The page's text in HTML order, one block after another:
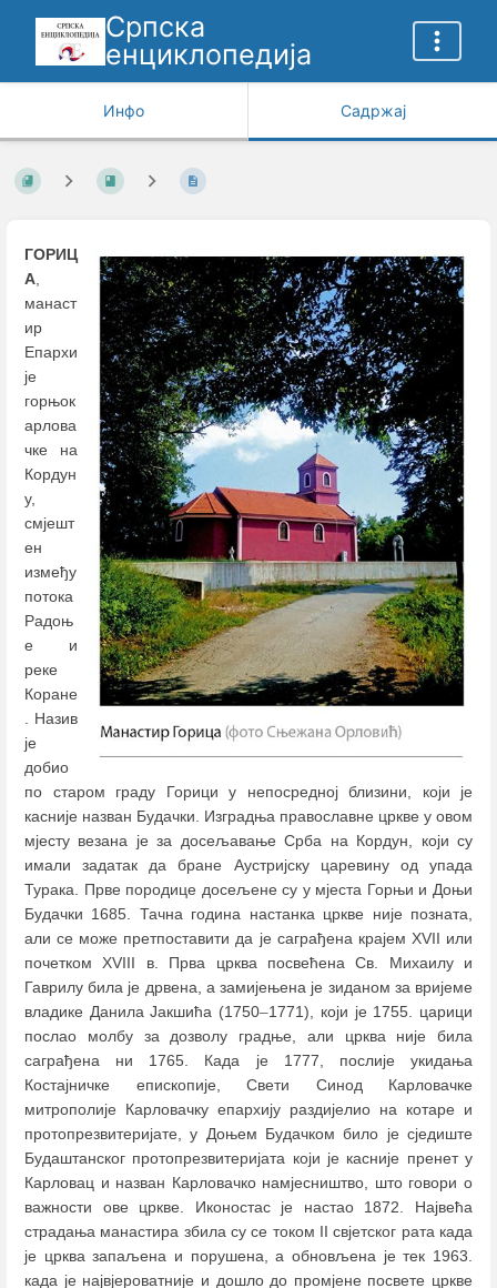
Српска
енциклопедија
Инфо Садржај
ГОРИЦ
А,
манаст
ир
Епархи
је
горњок
арлова
чке на
Кордун
у,
смјешт
ен
између
потока
Радоњ
е и
реке
Коране
. Назив
је
добио
по старом граду Горици у непосредној близини, који је
касније назван Будачки. Изградња православне цркве у овом
мјесту везана је за досељавање Срба на Кордун, који су
имали задатак да бране Аустријску царевину од упада
Турака. Прве породице досељене су у мјеста Горњи и Доњи
Будачки 1685. Тачна година настанка цркве није позната,
али се може претпоставити да је саграђена крајем XVII или
почетком XVIII в. Прва црква посвећена Св. Михаилу и
Гаврилу била је дрвена, а замијењена је зиданом за вријеме
владике Данила Јакшића (1750–1771), који је 1755. царици
послао молбу за дозволу градње, али црква није била
саграђена ни 1765. Када је 1777, послије укидања
Костајничке епископије, Свети Синод Карловачке
митрополије Карловачку епархију раздијелио на котаре и
протопрезвитеријате, у Доњем Будачком било је сједиште
Будаштанског протопрезвитеријата који је касније пренет у
Карловац и назван Карловачко намјесништво, што говори о
важности ове цркве. Иконостас је настао 1872. Највећа
страдања манастира збила су се током II свјетског рата када
је црква запаљена и порушена, а обновљена је тек 1963.
када је највјероватније и дошло до промјене посвете цркве